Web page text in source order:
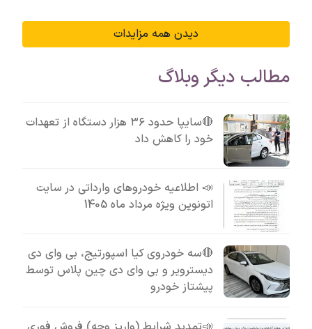
دیدن همه مزایدات
مطالب دیگر وبلاگ
🔴سایپا حدود ۳۶ هزار دستگاه از تعهدات
خود را کاهش داد
📣 اطلاعیه خودروهای وارداتی در سایت
اتونوین ویژه مرداد ماه 1405
🔴سه خودروی کیا اسپورتیج، بی وای دی
دیسترویر و بی وای دی چین پلاس توسط
پیشتاز خودرو